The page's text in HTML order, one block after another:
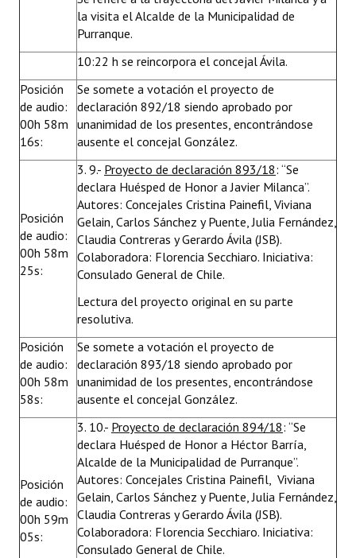
la visita el Alcalde de la Municipalidad de
Purranque.
10:22 h se reincorpora el concejal Ávila.
Posición
de audio:
00h 58m
16s:
Se somete a votación el proyecto de
declaración 892/18 siendo aprobado por
unanimidad de los presentes, encontrándose
ausente el concejal González.
Posición
de audio:
00h 58m
25s:
3. 9.- Proyecto de declaración 893/18: “Se
declara Huésped de Honor a Javier Milanca”.
Autores: Concejales Cristina Painefil, Viviana
Gelain, Carlos Sánchez y Puente, Julia Fernández,
Claudia Contreras y Gerardo Ávila (JSB).
Colaboradora: Florencia Secchiaro. Iniciativa:
Consulado General de Chile.
Lectura del proyecto original en su parte
resolutiva.
Posición
de audio:
00h 58m
58s:
Se somete a votación el proyecto de
declaración 893/18 siendo aprobado por
unanimidad de los presentes, encontrándose
ausente el concejal González.
Posición
de audio:
00h 59m
05s:
3. 10.- Proyecto de declaración 894/18: “Se
declara Huésped de Honor a Héctor Barría,
Alcalde de la Municipalidad de Purranque”.
Autores: Concejales Cristina Painefil, Viviana
Gelain, Carlos Sánchez y Puente, Julia Fernández,
Claudia Contreras y Gerardo Ávila (JSB).
Colaboradora: Florencia Secchiaro. Iniciativa:
Consulado General de Chile.